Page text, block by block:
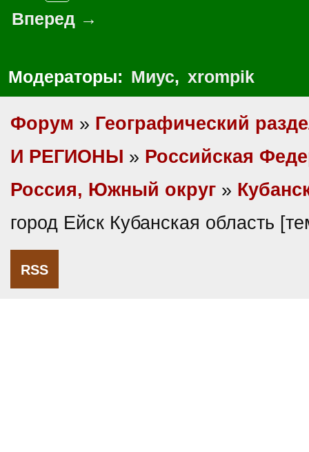
Вперед →
Модераторы: Миус, xrompik
Форум » Географический
И РЕГИОНЫ » Российская
Россия, Южный округ »
город Ейск Кубанская область
RSS